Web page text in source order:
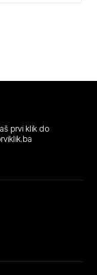
prvi klik do